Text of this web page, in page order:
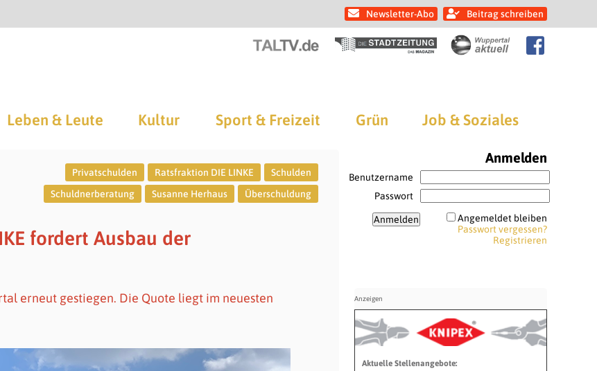
Newsletter-Abo Beitrag schreiben
Leben & Leute Kultur Sport & Freizeit Grün Job & Soziales
Privatschulden Ratsfraktion DIE LINKE
Schulden
Schuldnerberatung
Susanne Herhaus Überschuldung
fordert Ausbau der
erneut gestiegen. Die Quote liegt im neuesten
Anmelden
Benutzername
Passwort
Angemeldet bleiben
Passwort vergessen?
Registrieren
Aktuelle Stellenangebote: